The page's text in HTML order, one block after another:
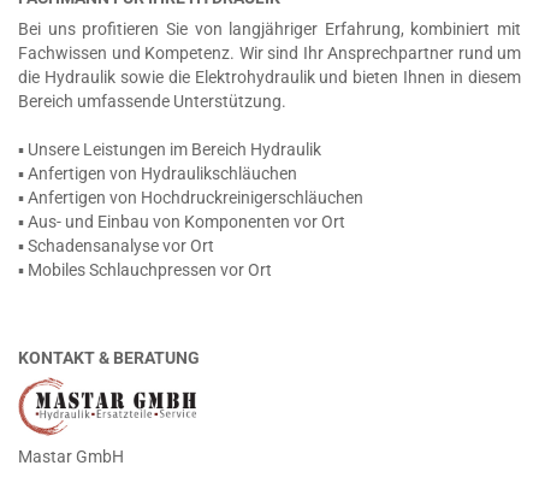
Bei uns profitieren Sie von langjähriger Erfahrung, kombiniert mit
Fachwissen und Kompetenz. Wir sind Ihr Ansprechpartner rund um
die Hydraulik sowie die Elektrohydraulik und bieten Ihnen in diesem
Bereich umfassende Unterstützung.
▪ Unsere Leistungen im Bereich Hydraulik
▪ Anfertigen von Hydraulikschläuchen
▪ Anfertigen von Hochdruckreinigerschläuchen
▪ Aus- und Einbau von Komponenten vor Ort
▪ Schadensanalyse vor Ort
▪ Mobiles Schlauchpressen vor Ort
KONTAKT & BERATUNG
Mastar GmbH